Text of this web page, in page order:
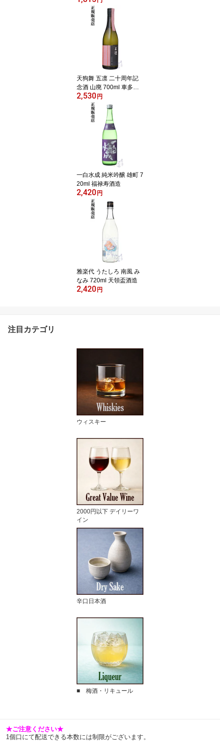
天狗舞 五凛 二十周年記
念酒 山廃 700ml 車多酒
造
2,530円
一白水成 純米吟醸 雄町 7
20ml 福禄寿酒造
2,420円
雅楽代 うたしろ 南風 み
なみ 720ml 天領盃酒造
2,420円
注目カテゴリ
ウィスキー
2000円以下 デイリーワ
イン
辛口日本酒
■ 梅酒・リキュール
★ご注意ください★
1個口にて配送できる本数には制限がございます。